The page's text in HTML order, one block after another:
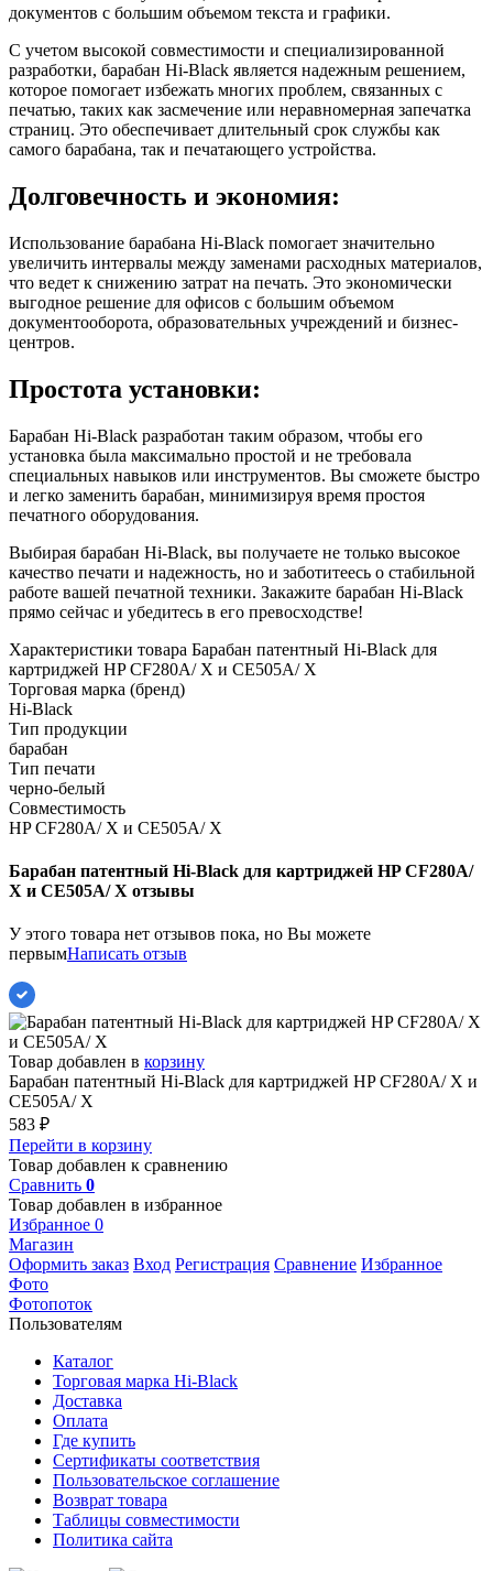
документов с большим объемом текста и графики.
С учетом высокой совместимости и специализированной
разработки, барабан Hi-Black является надежным решением,
которое помогает избежать многих проблем, связанных с
печатью, таких как засмечение или неравномерная запечатка
страниц. Это обеспечивает длительный срок службы как
самого барабана, так и печатающего устройства.
Долговечность и экономия:
Использование барабана Hi-Black помогает значительно
увеличить интервалы между заменами расходных материалов,
что ведет к снижению затрат на печать. Это экономически
выгодное решение для офисов с большим объемом
документооборота, образовательных учреждений и бизнес-
центров.
Простота установки:
Барабан Hi-Black разработан таким образом, чтобы его
установка была максимально простой и не требовала
специальных навыков или инструментов. Вы сможете быстро
и легко заменить барабан, минимизируя время простоя
печатного оборудования.
Выбирая барабан Hi-Black, вы получаете не только высокое
качество печати и надежность, но и заботитеесь о стабильной
работе вашей печатной техники. Закажите барабан Hi-Black
прямо сейчас и убедитесь в его превосходстве!
Характеристики товара Барабан патентный Hi-Black для
картриджей HP CF280A/ X и CE505A/ X
Торговая марка (бренд)
Hi-Black
Тип продукции
барабан
Тип печати
черно-белый
Совместимость
HP CF280A/ X и CE505A/ X
Барабан патентный Hi-Black для картриджей HP CF280A/
X и CE505A/ X отзывы
У этого товара нет отзывов пока, но Вы можете
первымНаписать отзыв
Товар добавлен в корзину
Барабан патентный Hi-Black для картриджей HP CF280A/ X и
CE505A/ X
583 ₽
Перейти в корзину
Товар добавлен к сравнению
Сравнить 0
Товар добавлен в избранное
Избранное 0
Магазин
Оформить заказ Вход Регистрация Сравнение Избранное
Фото
Фотопоток
Пользователям
Каталог
Торговая марка Hi-Black
Доставка
Оплата
Где купить
Сертификаты соответствия
Пользовательское соглашение
Возврат товара
Таблицы совместимости
Политика сайта